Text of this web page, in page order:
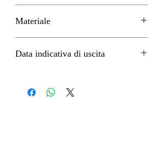
Materiale
Data indicativa di uscita